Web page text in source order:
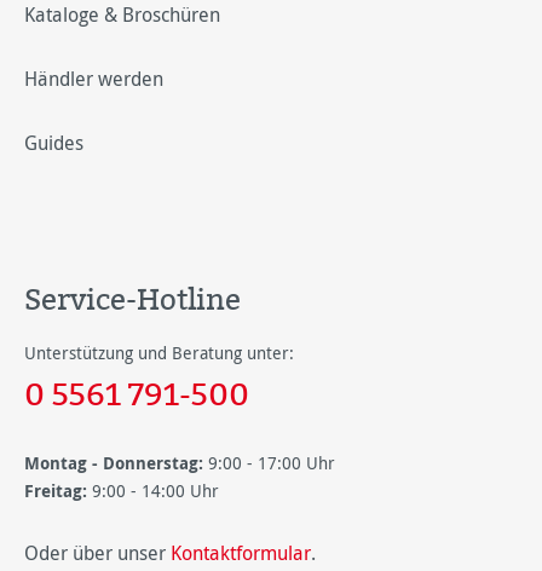
Kataloge & Broschüren
Händler werden
Guides
Service-Hotline
Unterstützung und Beratung unter:
0 5561 791-500
Montag - Donnerstag: 9:00 - 17:00 Uhr
Freitag: 9:00 - 14:00 Uhr
Oder über unser Kontaktformular.